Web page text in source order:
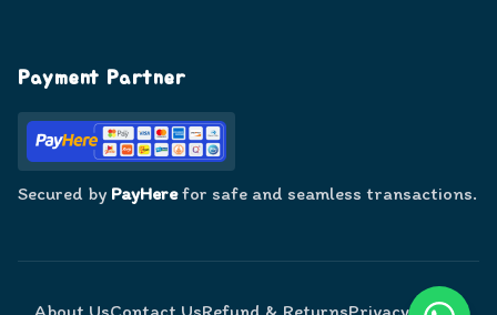
Payment Partner
Secured by PayHerefor safe and seamless transactions.